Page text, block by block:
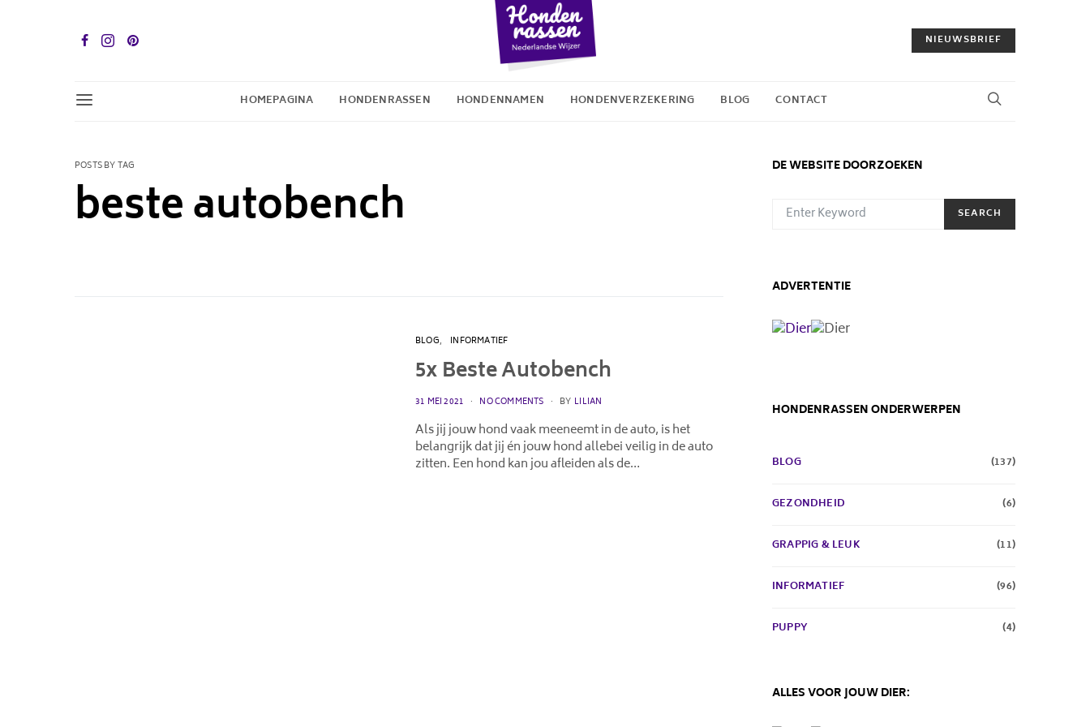
NIEUWSBRIEF
HOMEPAGINA HONDENRASSEN HONDENNAMEN HONDENVERZEKERING BLOG CONTACT
POSTS BY TAG
beste autobench
BLOG INFORMATIEF
5x Beste Autobench
POSTED
31 MEI 2021 NO COMMENTS BY LILIAN
Als jij jouw hond vaak meeneemt in de auto, is het
belangrijk dat jij én jouw hond allebei veilig in de auto
zitten. Een hond kan jou afleiden als de…
DE WEBSITE DOORZOEKEN
SEARCH FOR:
SEARCH
ADVERTENTIE
HONDENRASSEN ONDERWERPEN
BLOG (137)
GEZONDHEID (6)
GRAPPIG & LEUK (11)
INFORMATIEF (96)
PUPPY (4)
ALLES VOOR JOUW DIER: